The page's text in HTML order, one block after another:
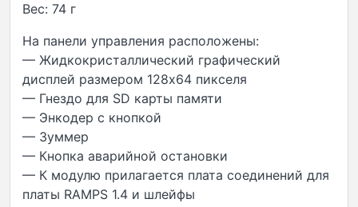
Вес: 74 г
На панели управления расположены:
— Жидкокристаллический графический
дисплей размером 128х64 пикселя
— Гнездо для SD карты памяти
— Энкодер с кнопкой
— Зуммер
— Кнопка аварийной остановки
— К модулю прилагается плата соединений для
платы RAMPS 1.4 и шлейфы